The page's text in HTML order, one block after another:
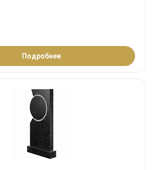
Подробнее